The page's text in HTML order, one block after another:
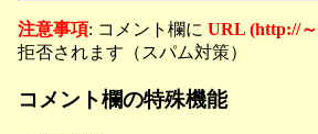
注意事項: コメント欄に URL (http://
拒否されます（スパム対策）
コメント欄の特殊機能